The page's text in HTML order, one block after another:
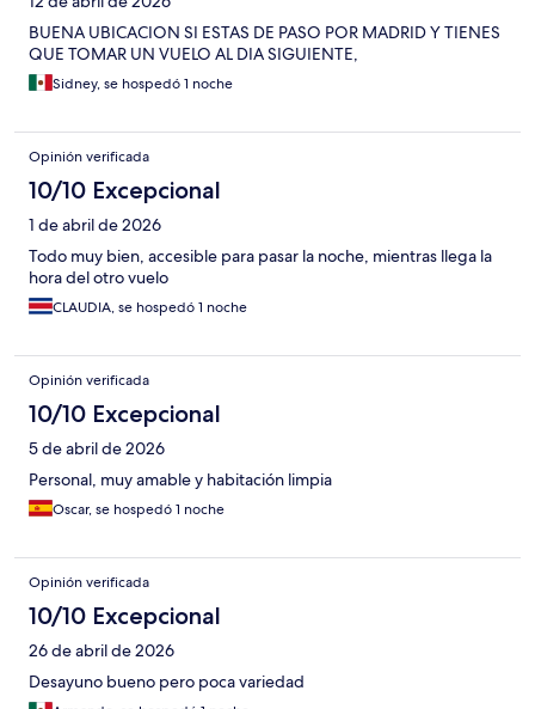
BUENA UBICACION SI ESTAS DE PASO POR MADRID Y TIENES
QUE TOMAR UN VUELO AL DIA SIGUIENTE,
Sidney, se hospedó 1 noche
Opinión verificada
10/10 Excepcional
1 de abril de 2026
Todo muy bien, accesible para pasar la noche, mientras llega la
hora del otro vuelo
CLAUDIA, se hospedó 1 noche
Opinión verificada
10/10 Excepcional
5 de abril de 2026
Personal, muy amable y habitación limpia
Oscar, se hospedó 1 noche
Opinión verificada
10/10 Excepcional
26 de abril de 2026
Desayuno bueno pero poca variedad